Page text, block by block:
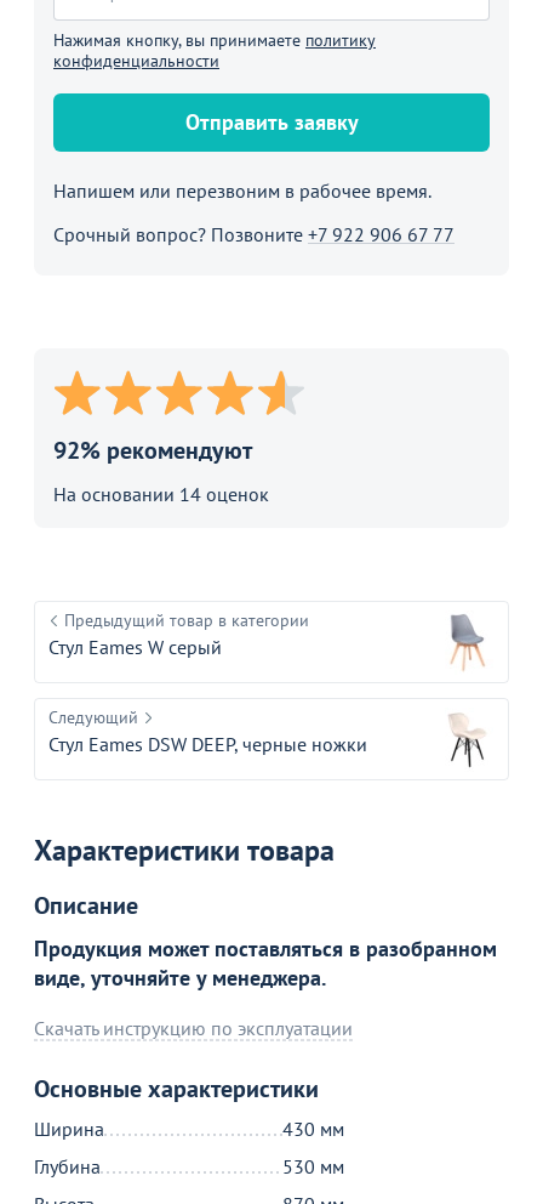
Нажимая кнопку, вы принимаете политику
конфиденциальности
Отправить заявку
Напишем или перезвоним в рабочее время.
Срочный вопрос? Позвоните +7 922 906 67 77
92% рекомендуют
На основании 14 оценок
Предыдущий товар в категории
Стул Eames W серый
Следующий
Стул Eames DSW DEEP, черные ножки
Характеристики товара
Описание
Продукция может поставляться в разобранном
виде, уточняйте у менеджера.
Скачать инструкцию по эксплуатации
Основные характеристики
Ширина
430 мм
Глубина
530 мм
Товар в корзине
Стул Серджио, бежевый
3 690 ₽
В корзине